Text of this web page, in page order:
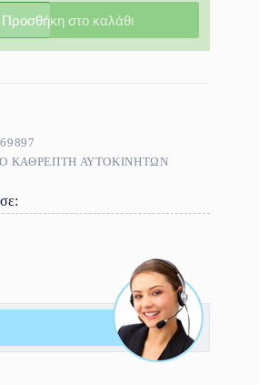
Προσθήκη στο καλάθι
69897
ΚΑΘΡΈΠΤΗ ΑΥΤΟΚΙΝΗΤΩΝ